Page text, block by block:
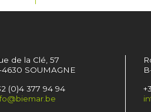
de la Clé, 57
4630 SOUMAGNE
(0)4 377 94 94